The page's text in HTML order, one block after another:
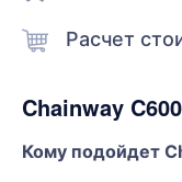
Расчет
Chainway
Кому подойдет